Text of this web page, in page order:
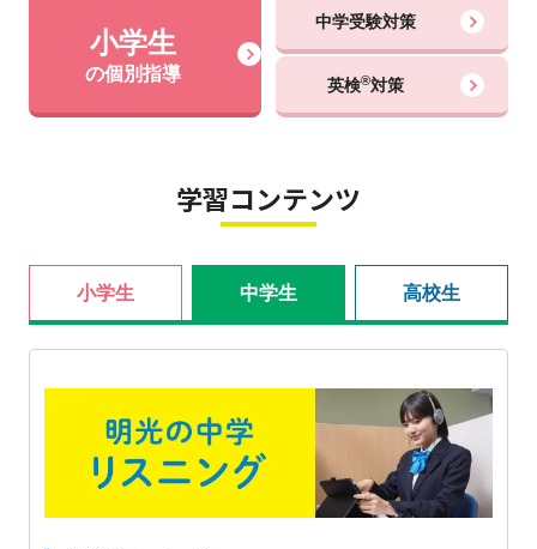
小学生
の個別指導
中学受験対策
英検®対策
学習コンテンツ
小学生 中学生 高校生